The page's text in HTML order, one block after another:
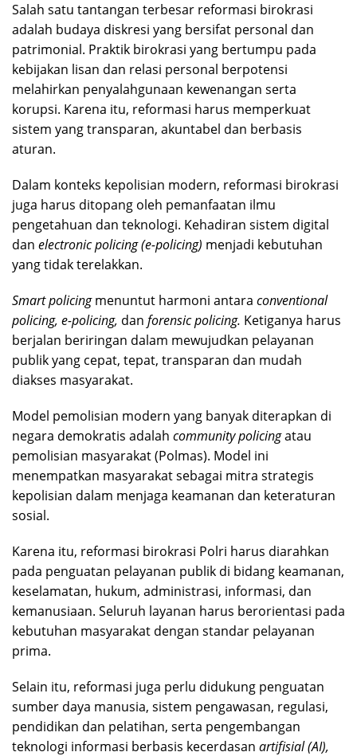
Salah satu tantangan terbesar reformasi birokrasi
adalah budaya diskresi yang bersifat personal dan
patrimonial. Praktik birokrasi yang bertumpu pada
kebijakan lisan dan relasi personal berpotensi
melahirkan penyalahgunaan kewenangan serta
korupsi. Karena itu, reformasi harus memperkuat
sistem yang transparan, akuntabel dan berbasis
aturan.
Dalam konteks kepolisian modern, reformasi birokrasi
juga harus ditopang oleh pemanfaatan ilmu
pengetahuan dan teknologi. Kehadiran sistem digital
dan electronic policing (e-policing) menjadi kebutuhan
yang tidak terelakkan.
Smart policingmenuntut harmoni antara conventional
policing, e-policing, dan forensic policing. Ketiganya harus
berjalan beriringan dalam mewujudkan pelayanan
publik yang cepat, tepat, transparan dan mudah
diakses masyarakat.
Model pemolisian modern yang banyak diterapkan di
negara demokratis adalah community policingatau
pemolisian masyarakat (Polmas). Model ini
menempatkan masyarakat sebagai mitra strategis
kepolisian dalam menjaga keamanan dan keteraturan
sosial.
Karena itu, reformasi birokrasi Polri harus diarahkan
pada penguatan pelayanan publik di bidang keamanan,
keselamatan, hukum, administrasi, informasi, dan
kemanusiaan. Seluruh layanan harus berorientasi pada
kebutuhan masyarakat dengan standar pelayanan
prima.
Selain itu, reformasi juga perlu didukung penguatan
sumber daya manusia, sistem pengawasan, regulasi,
pendidikan dan pelatihan, serta pengembangan
teknologi informasi berbasis kecerdasan artifisial (AI),